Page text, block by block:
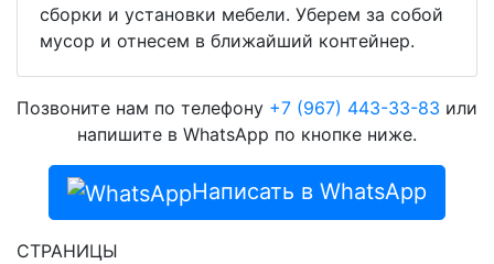
сборки и установки мебели. Уберем за собой
мусор и отнесем в ближайший контейнер.
Позвоните нам по телефону +7 (967) 443-33-83 или
напишите в WhatsApp по кнопке ниже.
Написать в WhatsApp
СТРАНИЦЫ